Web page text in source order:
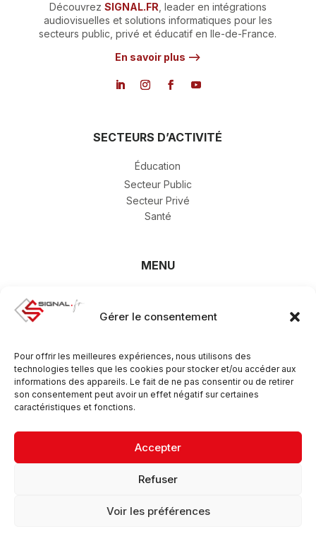
Gérer le consentement
Pour offrir les meilleures expériences, nous utilisons des
technologies telles que les cookies pour stocker et/ou accéder aux
informations des appareils. Le fait de ne pas consentir ou de retirer
son consentement peut avoir un effet négatif sur certaines
caractéristiques et fonctions.
Accepter
Refuser
Voir les préférences
Découvrez SIGNAL.FR , leader en intégrations
audiovisuelles et solutions informatiques pour les
secteurs public, privé et éducatif en Ile-de-France.
En savoir plus –>
SECTEURS D’ACTIVITÉ
Éducation
Secteur Public
Secteur Privé
Santé
MENU
Secteurs d’activité
SAV
Carrière
Mentions légales & Politique de confidentialité
CGV
©2026, signal.fr, Tous droits réservés